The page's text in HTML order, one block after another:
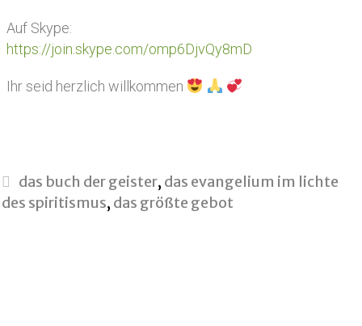
Auf Skype:
https://join.skype.com/omp6DjvQy8mD
Ihr seid herzlich willkommen
das buch der geister, das evangelium im lichte
des spiritismus, das größte gebot